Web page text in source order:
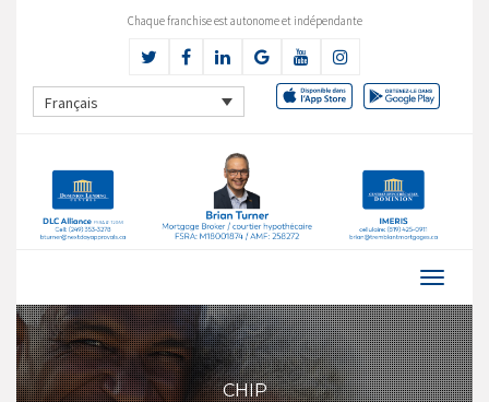
Chaque franchise est autonome et indépendante
Français
CHIP